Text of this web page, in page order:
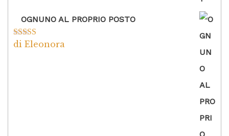
OGNUNO AL PROPRIO POSTO
Valutato5su
di Eleonora